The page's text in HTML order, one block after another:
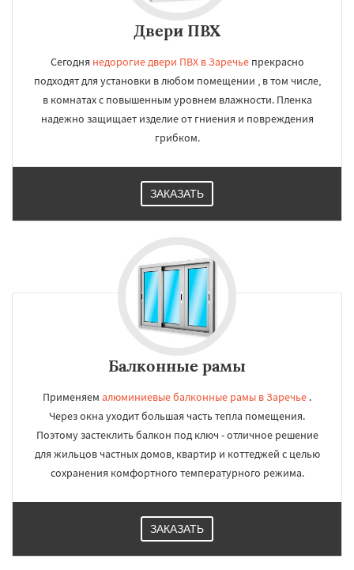
Двери ПВХ
Сегодня недорогие двери ПВХ в Заречьепрекрасно
подходят для установки в любом помещении , в том числе,
в комнатах с повышенным уровнем влажности. Пленка
надежно защищает изделие от гниения и повреждения
грибком.
ЗАКАЗАТЬ
Балконные рамы
Применяем алюминиевые балконные рамы в Заречье .
Через окна уходит большая часть тепла помещения.
Поэтому застеклить балкон под ключ - отличное решение
для жильцов частных домов, квартир и коттеджей с целью
сохранения комфортного температурного режима.
ЗАКАЗАТЬ